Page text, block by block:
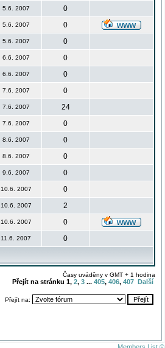
5.6. 2007
0
5.6. 2007
0
5.6. 2007
0
6.6. 2007
0
6.6. 2007
0
7.6. 2007
0
7.6. 2007
24
7.6. 2007
0
8.6. 2007
0
8.6. 2007
0
9.6. 2007
0
10.6. 2007
0
10.6. 2007
2
10.6. 2007
0
11.6. 2007 0
Časy uváděny v GMT + 1 hodina
Přejít na stránku 1, 2, 3 ... 405, 406, 407 Další
Přejít na: